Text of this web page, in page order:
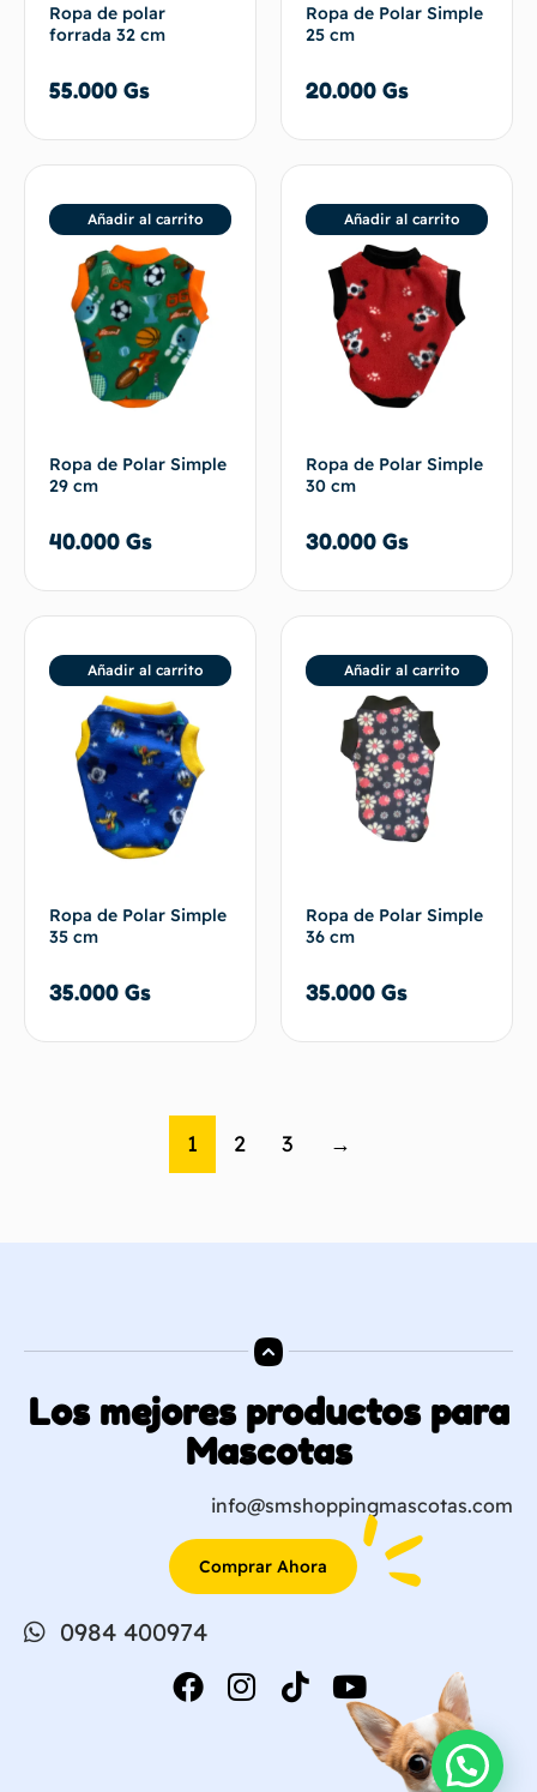
Ropa de polar
forrada 32 cm
55.000 Gs
Ropa de Polar Simple
25 cm
20.000 Gs
Ropa de Polar Simple
29 cm
40.000 Gs
Añadir al carrito
Ropa de Polar Simple
30 cm
30.000 Gs
Añadir al carrito
Ropa de Polar Simple
35 cm
35.000 Gs
Añadir al carrito
Ropa de Polar Simple
36 cm
35.000 Gs
Añadir al carrito
1 2 3 →
Los mejores productos para
Mascotas
info@smshoppingmascotas.com
Comprar Ahora
0984 400974